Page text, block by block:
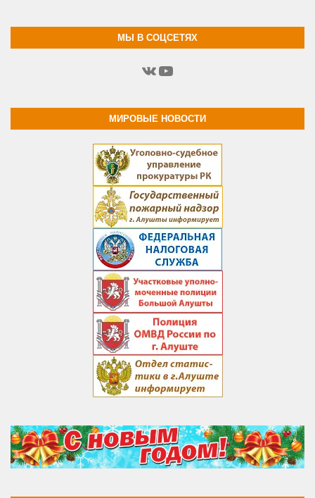
МЫ В СОЦСЕТЯХ
ВКонтакте
YouTube
МИРОВЫЕ НОВОСТИ